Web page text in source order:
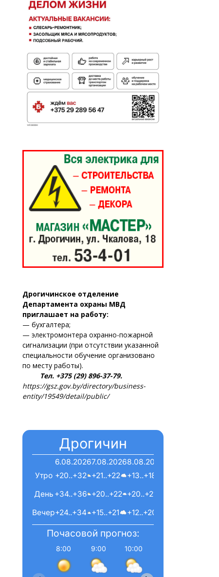
Дрогичинское отделение
Департамента охраны МВД
приглашает на работу:
— бухгалтера;
— электромонтера охранно-пожарной
сигнализации (при отсутствии указанной
специальности обучение организовано
по месту работы).
Тел. +375 (29) 896-37-79.
https://gsz.gov.by/directory/business-
entity/19549/detail/public/
Дрогичин
6.08.2026
+20..+32
+34..+36
+24..+34
7.08.2026
+21..+22
+20..+22
+15..+21
8.08.2026
+13..+18
+20..+21
+12..+20
Вечер
День
Утро
Почасовой прогноз:
8:00 9:00 10:00